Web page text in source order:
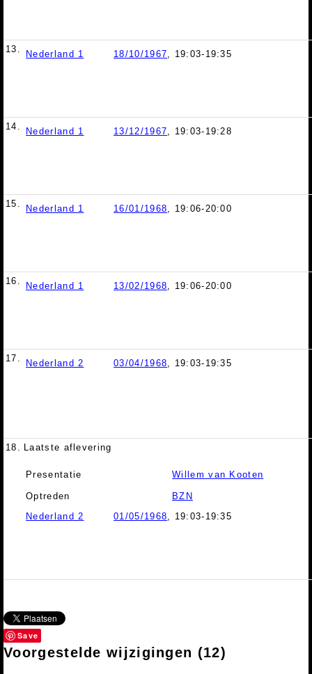
13. Nederland 1 18/10/1967, 19:03-19:35
14. Nederland 1 13/12/1967, 19:03-19:28
15. Nederland 1 16/01/1968, 19:06-20:00
16. Nederland 1 13/02/1968, 19:06-20:00
17. Nederland 2 03/04/1968, 19:03-19:35
18. Laatste aflevering
Presentatie Willem van Kooten
Optreden
BZN
Nederland 2
01/05/1968, 19:03-19:35
Save
Voorgestelde wijzigingen (12)